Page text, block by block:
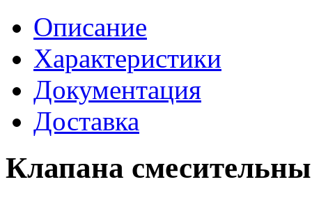
Описание
Характеристики
Документация
Доставка
Клапана